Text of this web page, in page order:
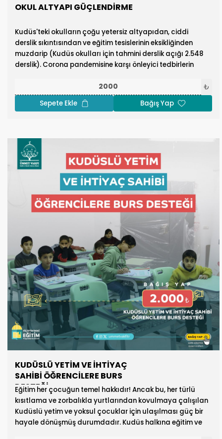
OKUL ALTYAPI GÜÇLENDIRME
Kudüs'teki okulların çoğu yetersiz altyapıdan, ciddi
derslik sıkıntısından ve eğitim tesislerinin eksikliğinden
muzdarip (Kudüs okulları için tahmini derslik açığı 2.548
derslik). Corona pandemisine karşı önleyici tedbirlerin
bahane eden işgalci İsrail öğrencilere ayrılan alanları
sınırlamaktadır. Kudüs okulları mali bütçelerinde zayıflık
ve yetersizlikle karşı karşıyadır. Kiralık binalarda inşa
Vakfı bu acı gerçeğin ışığında sınıfları rehabilite ederek,
okullara modern elektronik teknolojileri sağlayarak ve
Kudüs’teki okulların mali bütçelerini destekleyerek eğitim
kalitesini ve gerçekliğini geliştirmek için çaba sarf
etmektedir. Desteğinizle, eğitim kurumlarını işgal
baskısından ve kapatılmaktan kurtarmak için katkı
sağlayın.
₺
Sepete Ekle Bağış Yap
KUDÜSLÜ YETİM VE İHTİYAÇ
SAHİBİ ÖĞRENCİLERE BURS
DESTEĞİ
Eğitim her çocuğun temel hakkıdır! Ancak bu, her türlü
kısıtlama ve zorbalıkla yurtlarından kovulmaya çalışılan
Kudüslü yetim ve yoksul çocuklar için ulaşılması güç bir
hayale dönüşmüş durumdadır. Kudüs halkına eğitim ve